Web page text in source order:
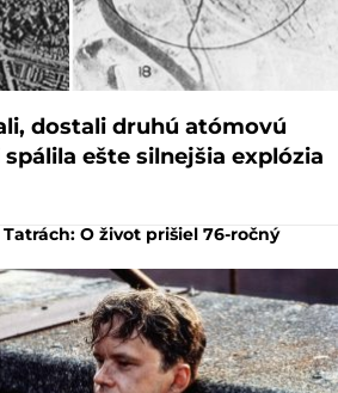
dostali druhú atómovú
ešte silnejšia explózia
O život prišiel 76-ročný